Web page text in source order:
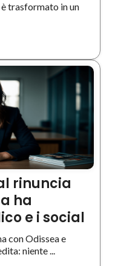
trasformato in un
rinuncia
ha
e i social
con Odissea e
niente ...